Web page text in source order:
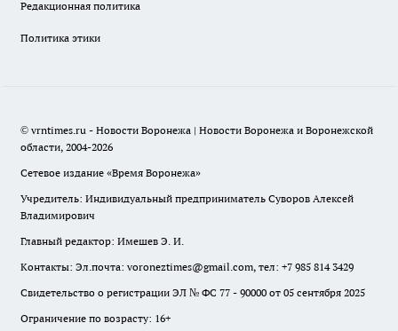
Редакционная политика
Политика этики
© vrntimes.ru - Новости Воронежа | Новости Воронежа и Воронежской
области, 2004-2026
Сетевое издание «Время Воронежа»
Учредитель: Индивидуальный предприниматель Суворов Алексей
Владимирович
Главный редактор: Имешев Э. И.
Контакты: Эл.почта: voroneztimes@gmail.com, тел: +7 985 814 3429
Свидетельство о регистрации ЭЛ № ФС 77 - 90000 от 05 сентября 2025
Ограничение по возрасту: 16+